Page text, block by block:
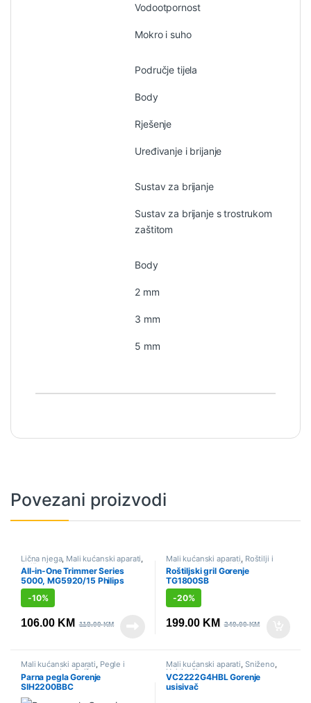
Vodootpornost
Mokro i suho
Područje tijela
Body
Rješenje
Uređivanje i brijanje
Sustav za brijanje
Sustav za brijanje s trostrukom
zaštitom
Body
2 mm
3 mm
5 mm
Povezani proizvodi
Lična njega, Mali kućanski aparati
Sniženo
All-in-One Trimmer Series
5000, MG5920/15 Philips
-10%
106.00 KM 118.00KM
Mali kućanski aparati Roštilji i
kontaktni grilovi Sniženo
Roštiljski gril Gorenje
TG1800SB
-20%
199.00 KM 249.00KM
Mali kućanski aparati, Pegle i
parne stanice ,Sniženo
Parna pegla Gorenje
SIH2200BBC
Mali kućanski aparati, Sniženo,
Usisivači
VC2222G4HBL Gorenje
usisivač